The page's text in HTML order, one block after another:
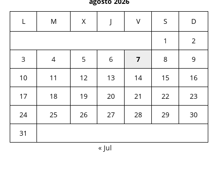
L M X J V S D
1
2
3
4 5 6 7 8
9
10
11 12 13 14 15
16
17
18 19 20 21 22
23
24
25 26 27 28 29
30
31
« Jul